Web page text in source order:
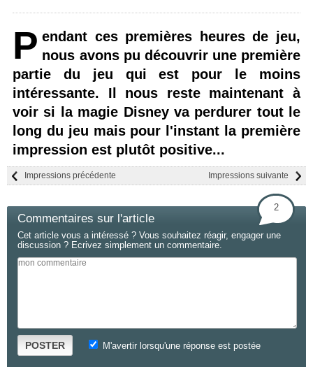
P endant ces premières heures de jeu,
nous avons pu découvrir une première
partie du jeu qui est pour le moins
intéressante. Il nous reste maintenant à
voir si la magie Disney va perdurer tout le
long du jeu mais pour l'instant la première
impression est plutôt positive...
Impressions suivante
Impressions précédente
Commentaires sur l'article
2
Cet article vous a intéressé ? Vous souhaitez réagir, engager une
discussion ? Ecrivez simplement un commentaire.
POSTER M'avertir lorsqu'une réponse est postée